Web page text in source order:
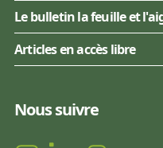
Le bulletin la feuille et
Articles en accès libre
Nous suivre